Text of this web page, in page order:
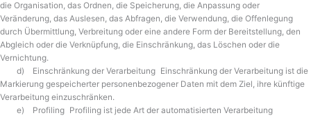
die Organisation, das Ordnen, die Speicherung, die Anpassung oder
Veränderung, das Auslesen, das Abfragen, die Verwendung, die Offenlegung
durch Übermittlung, Verbreitung oder eine andere Form der Bereitstellung, den
Abgleich oder die Verknüpfung, die Einschränkung, das Löschen oder die
Vernichtung.
d) Einschränkung der Verarbeitung Einschränkung der Verarbeitung ist die
Markierung gespeicherter personenbezogener Daten mit dem Ziel, ihre künftige
Verarbeitung einzuschränken.
e) Profiling Profiling ist jede Art der automatisierten Verarbeitung